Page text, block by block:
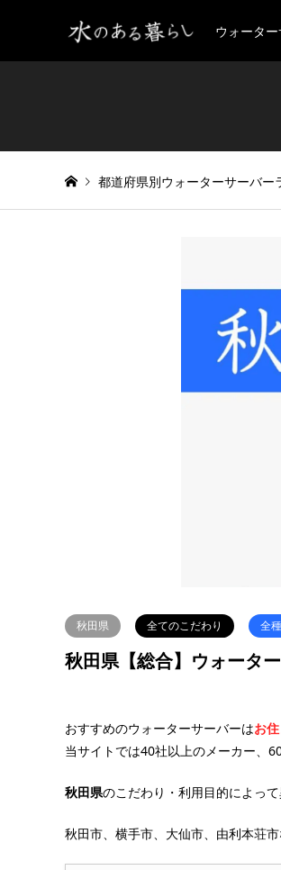
ウォータ
都道府県別ウォーターサーバー
秋田県 全てのこだわり 全
秋田県【総合】ウォータ
おすすめのウォーターサーバーはお
当サイトでは40社以上のメーカー、
秋田県のこだわり・利用目的によっ
秋田市、横手市、大仙市、由利本荘